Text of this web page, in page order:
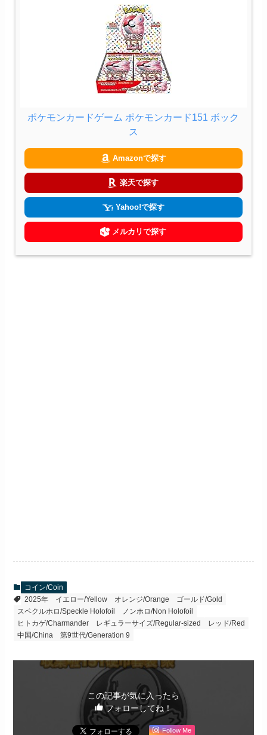
ポケモンカードゲーム ポケモンカード151 ボック
ス
Amazonで探す
楽天で探す
Yahoo!で探す
メルカリで探す
コイン/Coin
2025年
イエロー/Yellow オレンジ/Orange
ゴールド/Gold
スペクルホロ/Speckle Holofoil
ノンホロ/Non Holofoil
ヒトカゲ/Charmander
レギュラーサイズ/Regular-sized
レッド/Red
中国/China
第9世代/Generation 9
この記事が気に入ったら
フォローしてね！
Follow Me